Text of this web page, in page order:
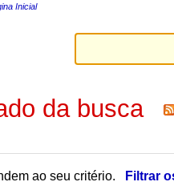
Inicial
da busca
ao seu critério.
Filtrar